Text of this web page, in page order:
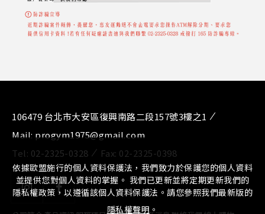
106479 台北市大安區復興南路二段157號3樓之1
Mail: progym1975@gmail.com
Tel: 02-2325-0328 Fax: 02-2325-0398
依據歐盟施行的個人資料保護法，我們致力於保護您的個人資料
並提供您對個人資料的掌握。 我們已更新並將定期更新我們的
隱私權政策，以遵循該個人資料保護法。請您參照我們最新版的
隱私權聲明 。